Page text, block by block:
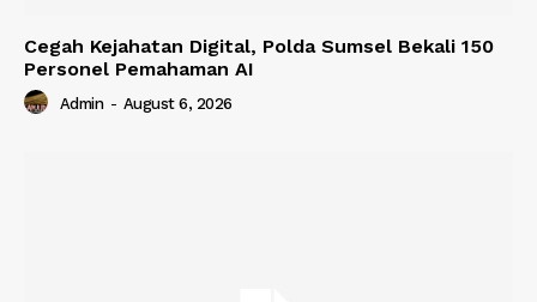
Cegah Kejahatan Digital, Polda Sumsel Bekali 150
Personel Pemahaman AI
Admin - August 6, 2026